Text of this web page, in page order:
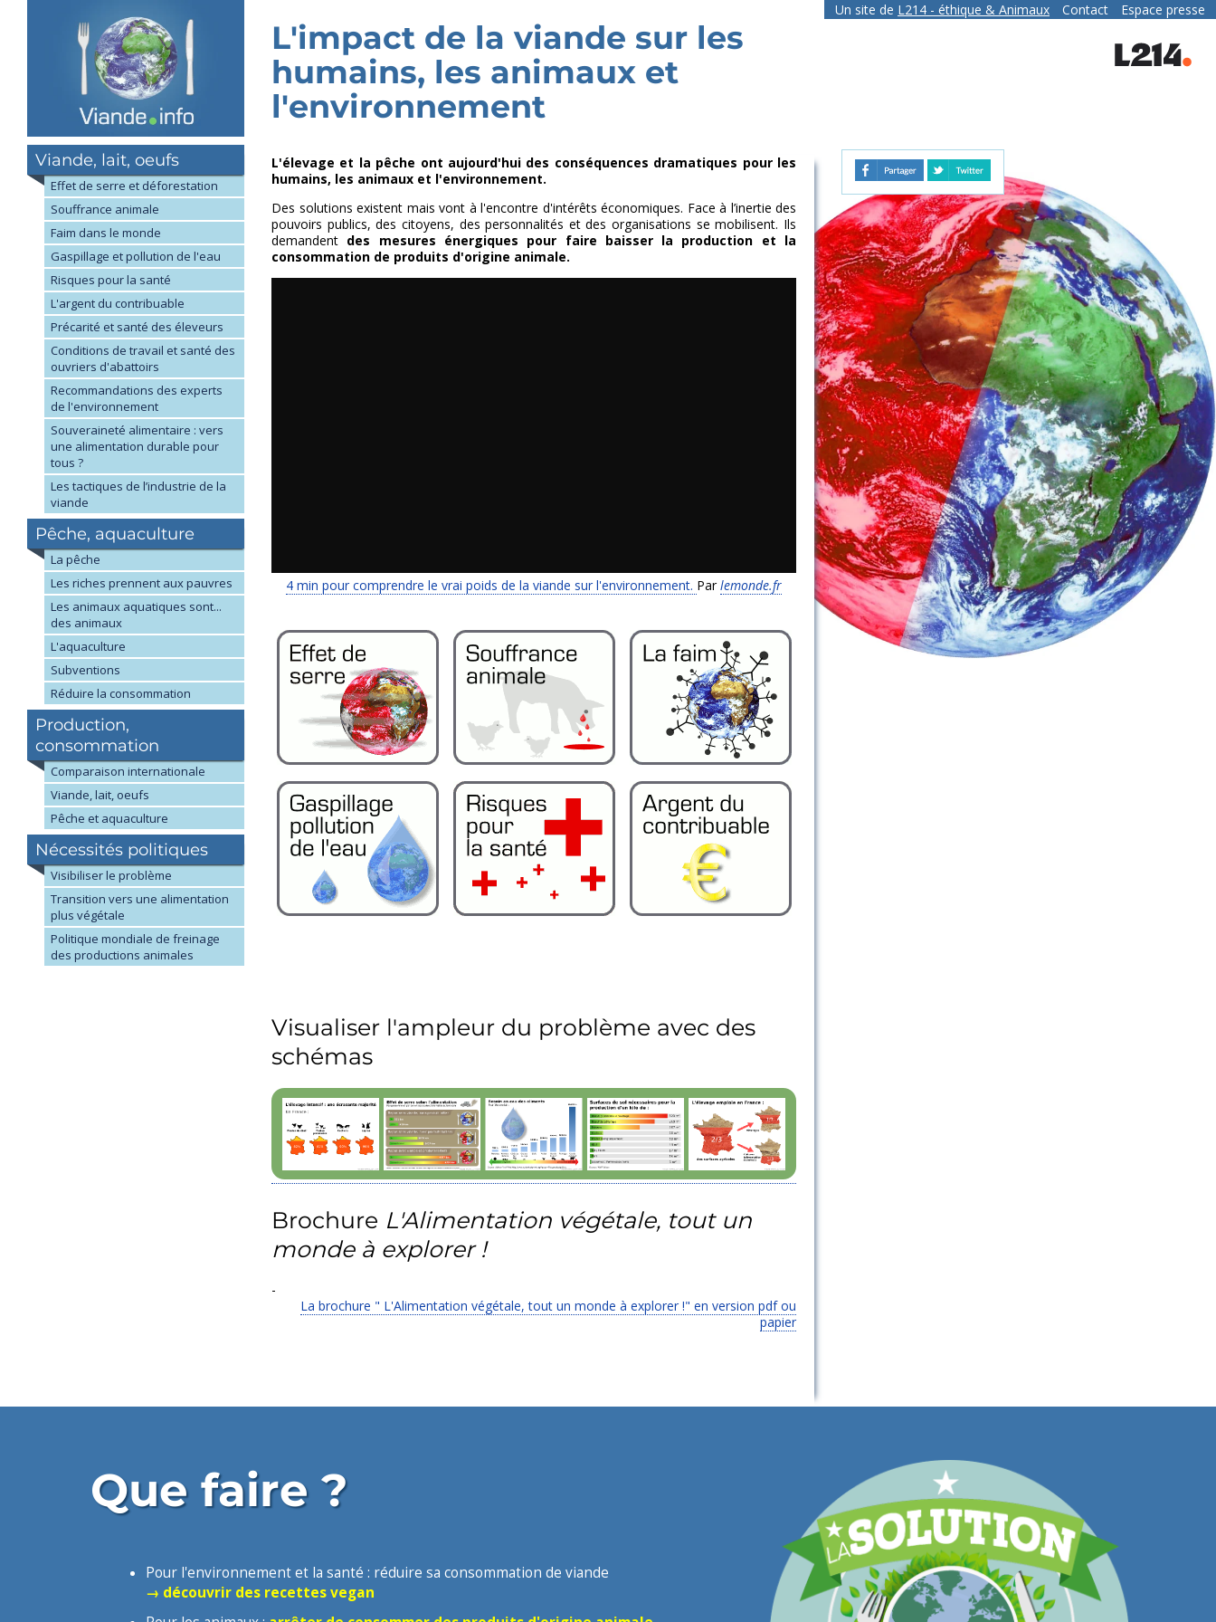
Un site de L214 - éthique & Animaux
contact
Contact Espace presse
Viande, lait, oeufs
Effet de serre et déforestation
Souffrance animale
Faim dans le monde
Gaspillage et pollution de l'eau
Risques pour la santé
L'argent du contribuable
Précarité et santé des éleveurs
Conditions de travail et santé des
ouvriers d'abattoirs
Recommandations des experts
de l'environnement
Souveraineté alimentaire : vers
une alimentation durable pour
tous ?
Les tactiques de l’industrie de la
viande
Pêche, aquaculture
La pêche
Les riches prennent aux pauvres
Les animaux aquatiques sont...
des animaux
L'aquaculture
Subventions
Réduire la consommation
Production,
consommation
Comparaison internationale
Viande, lait, oeufs
Pêche et aquaculture
Nécessités politiques
Visibiliser le problème
Transition vers une alimentation
plus végétale
Politique mondiale de freinage
des productions animales
L'impact de la viande sur les
humains, les animaux et
l'environnement
L'élevage et la pêche ont aujourd'hui des conséquences dramatiques pour les
humains, les animaux et l'environnement.
Des solutions existent mais vont à l'encontre d'intérêts économiques. Face à l’inertie des
pouvoirs publics, des citoyens, des personnalités et des organisations se mobilisent. Ils
demandent des mesures énergiques pour faire baisser la production et la
consommation de produits d'origine animale.
4 min pour comprendre le vrai poids de la viande sur l'environnement. Parlemonde.fr
Revue de presse
Toutes les actualités
Visualiser l'ampleur du problème avec des
schémas
Brochure L'Alimentation végétale, tout un
monde à explorer !
-
La brochure " L'Alimentation végétale, tout un monde à explorer !" en version pdf ou
papier
Que faire ?
Pour l'environnement et la santé : réduire sa consommation de viande
→ découvrir des recettes vegan